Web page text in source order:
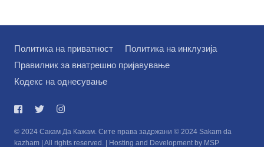
Политика на приватност
Политика на инклузија
Правилник за внатрешно пријавување
Кодекс на однесување
© 2024 Сакам Да Кажам. Сите права задржани © 2024 Sakam da
kazham | All rights reserved. | Hosting and Development by MSP